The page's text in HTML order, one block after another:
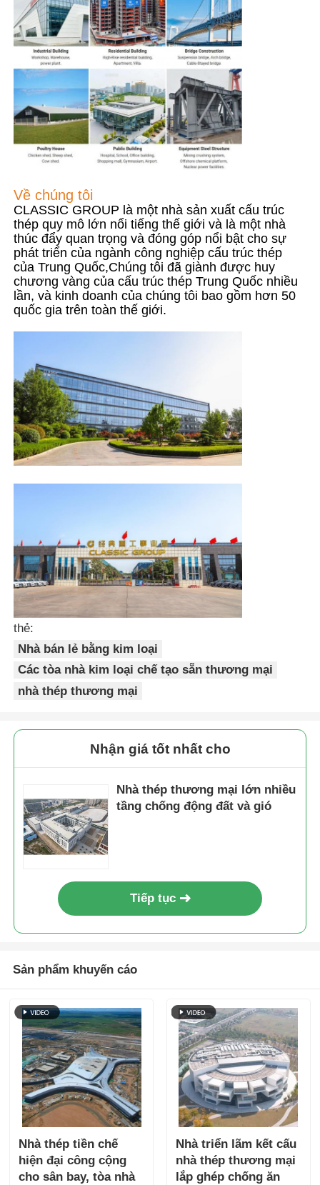
Về chúng tôi
Tham quan nhà máy
Kiểm soát chất lượng
Tin tức
Tất cả các trường hợp
Yêu cầu báo giá
Xưởng kết cấu thép
kho cấu trúc thép
kết cấu thép nặng
Cầu cấu trúc thép
Văn phòng cấu trúc thép
Thép cấu trúc nhà gia cầm
Nhà thép công cộng
Cấu trúc thép thương mại
Kết cấu thép tiền chế
Về chúng tôi
CLASSIC GROUP là một nhà sản xuất cấu trúc
thép quy mô lớn nổi tiếng thế giới và là một nhà
thúc đẩy quan trọng và đóng góp nổi bật cho sự
phát triển của ngành công nghiệp cấu trúc thép
của Trung Quốc,Chúng tôi đã giành được huy
chương vàng của cấu trúc thép Trung Quốc nhiều
lần, và kinh doanh của chúng tôi bao gồm hơn 50
quốc gia trên toàn thế giới.
thẻ:
Nhà bán lẻ bằng kim loại
Các tòa nhà kim loại chế tạo sẵn thương mại
nhà thép thương mại
Nhận giá tốt nhất cho
Nhà thép thương mại lớn nhiều
tầng chống động đất và gió
Tiếp tục
Sản phẩm khuyến cáo
Nhà thép tiền chế
hiện đại công cộng
cho sân bay, tòa nhà
Nhà triển lãm kết cấu
nhà thép thương mại
lắp ghép chống ăn